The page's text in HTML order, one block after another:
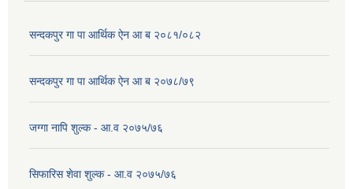
सन्दकपुर गा पा आर्थिक ऐन आ ब २०८१/०८२
सन्दकपुर गा पा आर्थिक ऐन आ ब २०७८/७९
जग्गा नापि शुल्क - आ.व २०७५/७६
सिफारिस शेवा शुल्क - आ.व २०७५/७६